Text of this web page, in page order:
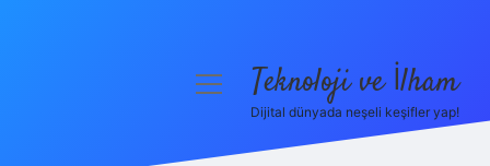
menüyüTeknoloji ve İlham
Dijital dünyada neşeli keşifler yap!